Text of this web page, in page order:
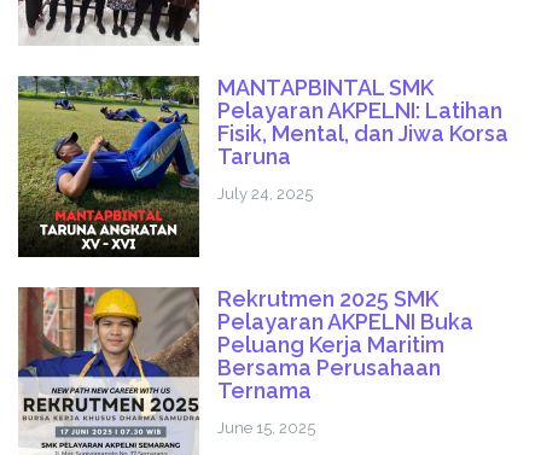
MANTAPBINTAL SMK
Pelayaran AKPELNI: Latihan
Fisik, Mental, dan Jiwa Korsa
Taruna
July 24, 2025
Rekrutmen 2025 SMK
Pelayaran AKPELNI Buka
Peluang Kerja Maritim
Bersama Perusahaan
Ternama
June 15, 2025